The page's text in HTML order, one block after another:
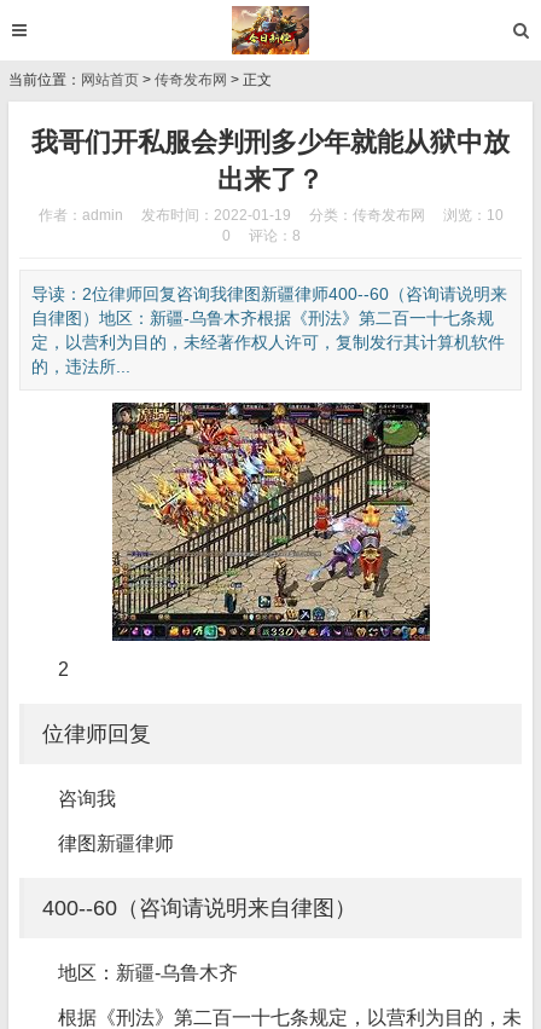
当前位置： 网站首页 > 传奇发布网 > 正文
我哥们开私服会判刑多少年就能从狱中放
出来了？
作者：admin 发布时间：2022-01-19 分类： 传奇发布网
浏览：10
0
评论：8
导读：2位律师回复咨询我律图新疆律师400--60（咨询请说明来
自律图）地区：新疆-乌鲁木齐根据《刑法》第二百一十七条规
定，以营利为目的，未经著作权人许可，复制发行其计算机软件
的，违法所...
2
位律师回复
咨询我
律图新疆律师
400--60（咨询请说明来自律图）
地区：新疆-乌鲁木齐
根据《刑法》第二百一十七条规定，以营利为目的，未